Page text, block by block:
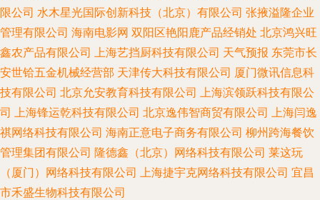
限公司 水木星光国际创新科技（北京）有限公司 张掖溢隆企业
管理有限公司 海南电影网 双阳区艳阳鹿产品经销处 北京鸿兴旺
鑫农产品有限公司 上海艺挡厨科技有限公司 天气预报 东莞市长
安世铪五金机械经营部 天津传大科技有限公司 厦门微讯信息科
技有限公司 北京允安教育科技有限公司 上海滨领跃科技有限公
司 上海锋运乾科技有限公司 北京逸伟智商贸有限公司 上海闫逸
祺网络科技有限公司 海南正意电子商务有限公司 柳州跨海餐饮
管理集团有限公司 隆德鑫（北京）网络科技有限公司 莱这玩
（厦门）网络科技有限公司 上海捷宇克网络科技有限公司 宜昌
市禾盛生物科技有限公司